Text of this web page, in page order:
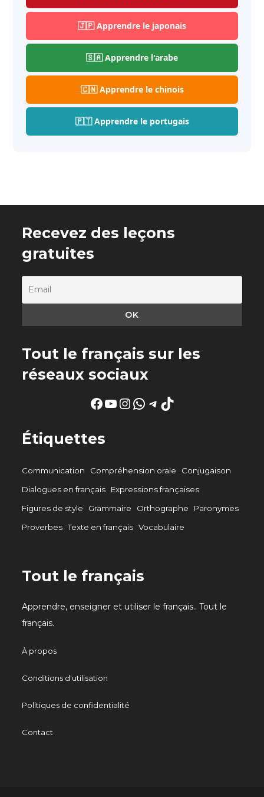
🇯🇵 Apprendre le japonais
🇸🇦 Apprendre l'arabe
🇨🇳 Apprendre le chinois
🇵🇹 Apprendre le portugais
Recevez des leçons
gratuites
Tout le français sur les
réseaux sociaux
Facebook
YouTube
Instagram
WhatsApp
Telegram
TikTok
Étiquettes
Communication Compréhension orale
Conjugaison
Dialogues en français
Expressions françaises
Figures de style
Grammaire Orthographe
Paronymes
Proverbes Texte en français Vocabulaire
Tout le français
Apprendre, enseigner et utiliser le français.. Tout le
français.
À propos
Conditions d'utilisation
Politiques de confidentialité
Contact